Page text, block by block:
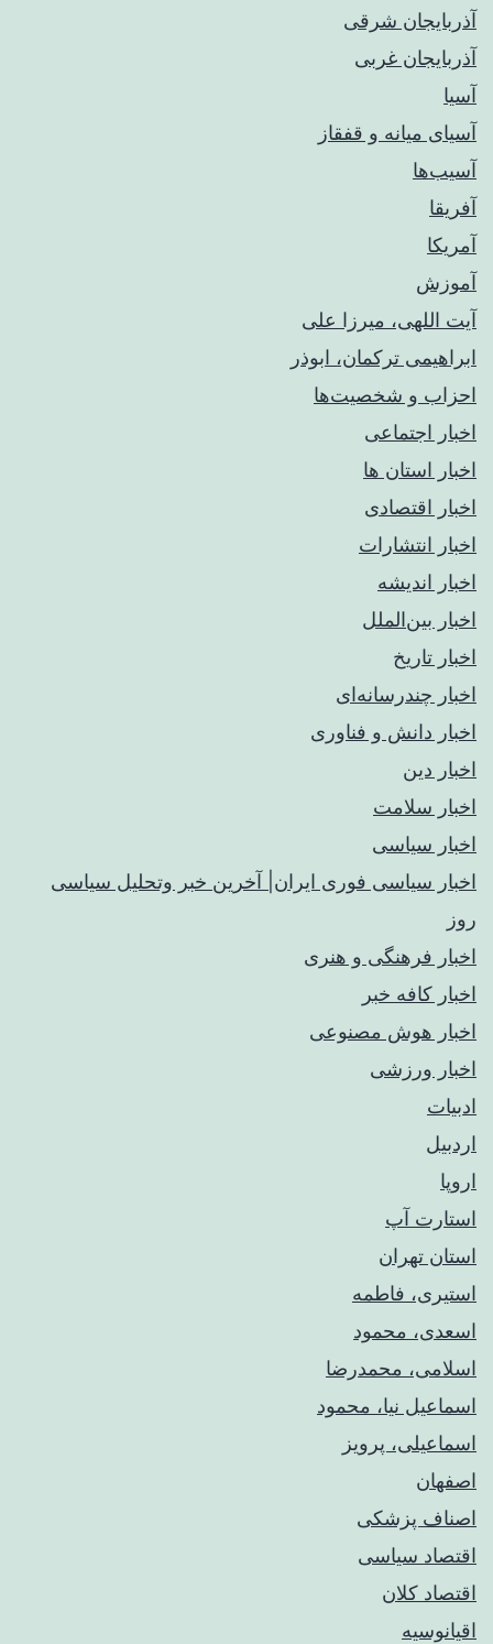
آذربایجان شرقی
آذربایجان غربی
آسیا
آسیای میانه و قفقاز
آسیب‌ها
آفریقا
آمریکا
آموزش
آیت اللهی، میرزا علی
ابراهیمی ترکمان، ابوذر
احزاب و شخصیت‌ها
اخبار اجتماعی
اخبار استان ها
اخبار اقتصادی
اخبار انتشارات
اخبار اندیشه
اخبار بین‌الملل
اخبار تاریخ
اخبار چندرسانه‌ای
اخبار دانش و فناوری
اخبار دین
اخبار سلامت
اخبار سیاسی
اخبار سیاسی فوری ایران| آخرین خبر وتحلیل سیاسی
روز
اخبار فرهنگی و هنری
اخبار کافه خبر
اخبار هوش مصنوعی
اخبار ورزشی
ادبیات
اردبیل
اروپا
استارت آپ
استان تهران
استیری، فاطمه
اسعدی، محمود
اسلامی، محمدرضا
اسماعیل نیا، محمود
اسماعیلی، پرویز
اصفهان
اصناف پزشکی
اقتصاد سیاسی
اقتصاد کلان
اقیانوسیه